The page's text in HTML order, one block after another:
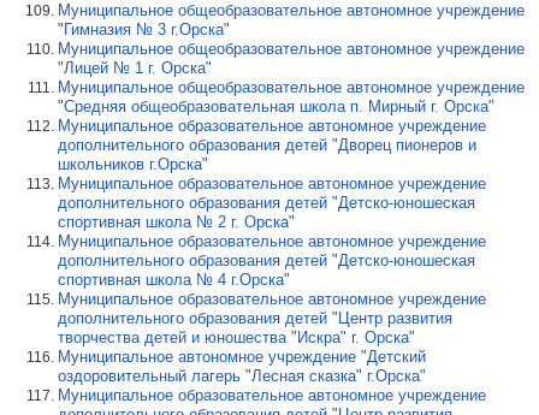
Муниципальное общеобразовательное автономное учреждение
"Гимназия № 3 г.Орска"
Муниципальное общеобразовательное автономное учреждение
"Лицей № 1 г. Орска"
Муниципальное общеобразовательное автономное учреждение
"Средняя общеобразовательная школа п. Мирный г. Орска"
Муниципальное образовательное автономное учреждение
дополнительного образования детей "Дворец пионеров и
школьников г.Орска"
Муниципальное образовательное автономное учреждение
дополнительного образования детей "Детско-юношеская
спортивная школа № 2 г. Орска"
Муниципальное образовательное автономное учреждение
дополнительного образования детей "Детско-юношеская
спортивная школа № 4 г.Орска"
Муниципальное образовательное автономное учреждение
дополнительного образования детей "Центр развития
творчества детей и юношества "Искра" г. Орска"
Муниципальное автономное учреждение "Детский
оздоровительный лагерь "Лесная сказка" г.Орска"
Муниципальное образовательное автономное учреждение